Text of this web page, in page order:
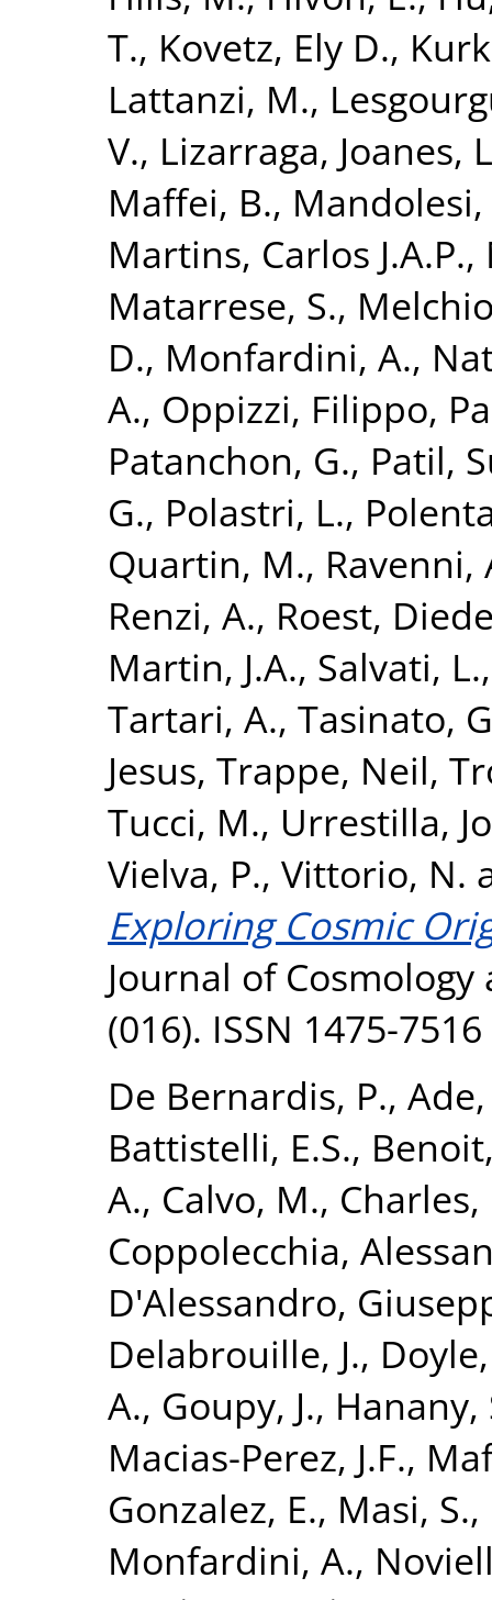
T., Kovetz, Ely D.,
Lattanzi, M.,
V., Lizarraga, Joanes,
Maffei, B.,
Martins, Carlos J.A.P.,
Matarrese, S.,
D., Monfardini, A.,
A., Oppizzi, Filippo,
Patanchon, G., Patil,
G., Polastri, L.,
Quartin, M., Ravenni,
Renzi, A., Roest,
Martin, J.A., Salvati, L.
Tartari, A., Tasinato,
Jesus, Trappe, Neil,
Tucci, M., Urrestilla,
Vielva, P., Vittorio, N.
Exploring Cosmic
Journal of
(016). ISSN 1475-7516
De Bernardis, P., Ade,
Battistelli, E.S.,
A., Calvo, M., Charles,
Coppolecchia,
D'Alessandro,
Delabrouille, J.,
A., Goupy, J., Hanany,
Macias-Perez, J.F.,
Gonzalez, E., Masi, S.,
Monfardini, A.,